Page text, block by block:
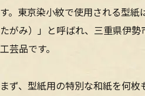
す。東京染小紋で使用される型紙
たがみ）」と呼ばれ、三重県伊
工芸品です。
まず、型紙用の特別な和紙を何